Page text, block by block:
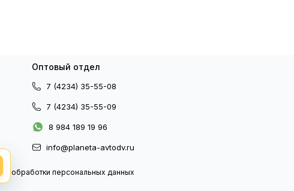
Оптовый отдел
7 (4234) 35-55-08
7 (4234) 35-55-09
8 984 189 19 96
info@planeta-avtodv.ru
обработки персональных данных